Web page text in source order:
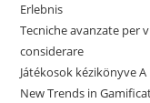
Erlebnis
Tecniche avanzate per
considerare
Játékosok kézikönyve
New Trends in